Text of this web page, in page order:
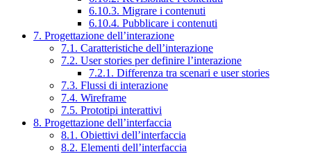
6.10.3. Migrare i contenuti
6.10.4. Pubblicare i contenuti
7. Progettazione dell’interazione
7.1. Caratteristiche dell’interazione
7.2. User stories per definire l’interazione
7.2.1. Differenza tra scenari e user stories
7.3. Flussi di interazione
7.4. Wireframe
7.5. Prototipi interattivi
8. Progettazione dell’interfaccia
8.1. Obiettivi dell’interfaccia
8.2. Elementi dell’interfaccia